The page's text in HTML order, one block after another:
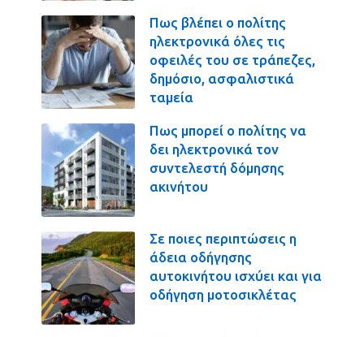
Πως βλέπει ο πολίτης
ηλεκτρονικά όλες τις
οφειλές του σε τράπεζες,
δημόσιο, ασφαλιστικά
ταμεία
Πως μπορεί ο πολίτης να
δει ηλεκτρονικά τον
συντελεστή δόμησης
ακινήτου
Σε ποιες περιπτώσεις η
άδεια οδήγησης
αυτοκινήτου ισχύει και για
οδήγηση μοτοσικλέτας